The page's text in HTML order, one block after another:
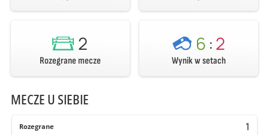
2
Rozegrane mecze
6 :2
Wynik w setach
MECZE U SIEBIE
Rozegrane 1